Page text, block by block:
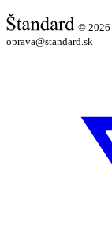
© 2026
oprava@standard.sk